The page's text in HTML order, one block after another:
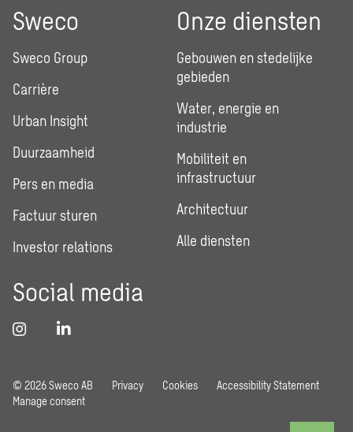
Sweco
Sweco Group
Carrière
Urban Insight
Duurzaamheid
Pers en media
Factuur sturen
Investor relations
Onze diensten
Gebouwen en stedelijke
gebieden
Water, energie en
industrie
Mobiliteit en
infrastructuur
Architectuur
Alle diensten
Social media
© 2026 Sweco AB Privacy Cookies
Accessibility Statement
Manage consent